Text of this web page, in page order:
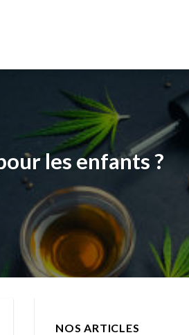
les enfants ?
NOS ARTICLES